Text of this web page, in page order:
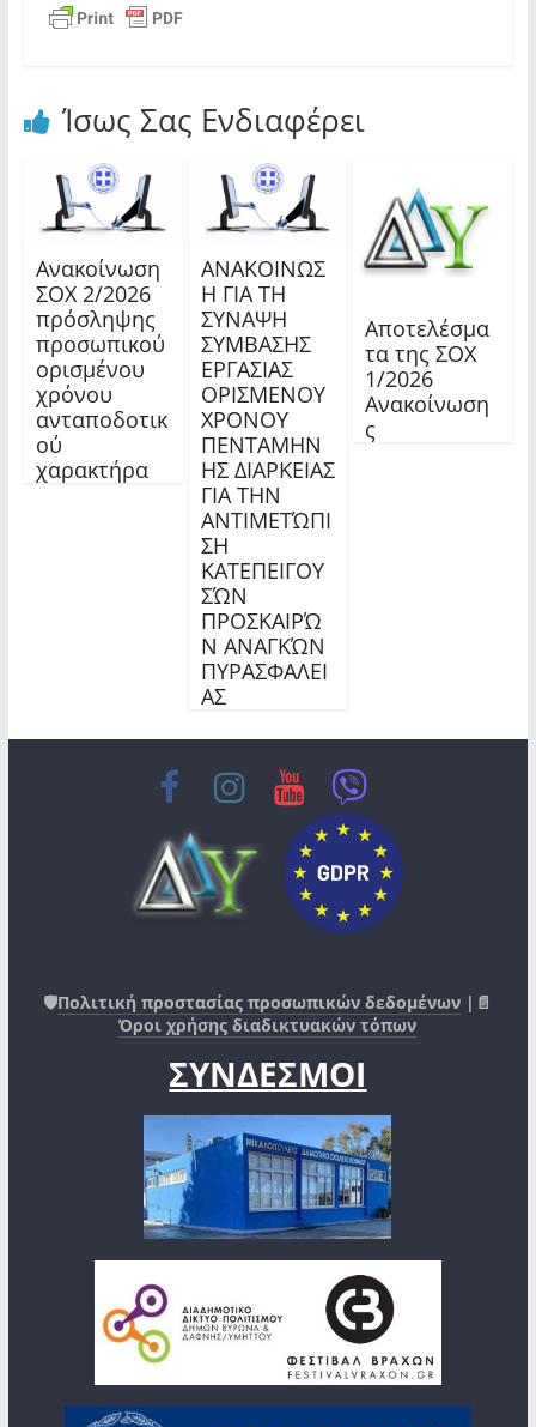
Ίσως Σας Ενδιαφέρει
Ανακοίνωση
ΣΟΧ 2/2026
πρόσληψης
προσωπικού
ορισμένου
χρόνου
ανταποδοτικ
ού
χαρακτήρα
ΑΝΑΚΟΙΝΩΣ
Η ΓΙΑ ΤΗ
ΣΥΝΑΨΗ
ΣΥΜΒΑΣΗΣ
ΕΡΓΑΣΙΑΣ
ΟΡΙΣΜΕΝΟΥ
ΧΡΟΝΟΥ
ΠΕΝΤΑΜΗΝ
ΗΣ ΔΙΑΡΚΕΙΑΣ
ΓΙΑ ΤΗΝ
ΑΝΤΙΜΕΤΏΠΙ
ΣΗ
ΚΑΤΕΠΕΙΓΟΥ
ΣΏΝ
ΠΡΟΣΚΑΙΡΏ
Ν ΑΝΑΓΚΏΝ
ΠΥΡΑΣΦΑΛΕΙ
ΑΣ
Αποτελέσμα
τα της ΣΟΧ
1/2026
Ανακοίνωση
ς
🛡️Πολιτική προστασίας προσωπικών δεδομένων |📄
Όροι χρήσης διαδικτυακών τόπων
ΣΥΝΔΕΣΜΟΙ